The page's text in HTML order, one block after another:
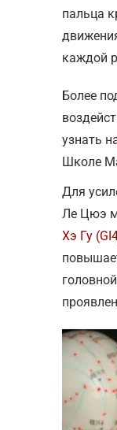
пальца
каждой
Более
узнать
Школе
Для
Ле Цюэ
Хэ Гу